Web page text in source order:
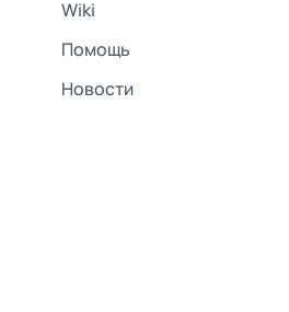
Wiki
Помощь
Новости